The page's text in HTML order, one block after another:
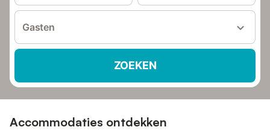
Gasten
ZOEKEN
Accommodaties ontdekken